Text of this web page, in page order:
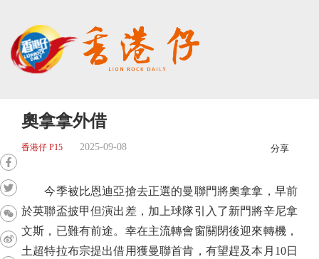
奧拿拿外借
香港仔 P15 2025-09-08 分享
今季被比恩迪亞搶去正選的曼聯門將奧拿拿，早前
於英聯盃披甲但演出差，加上球隊引入了新門將辛尼拿
文斯，已難有前途。幸在主流轉會窗關閉後迎來轉機，
土超特拉布宗提出借用獲曼聯首肯，有望趕及本月10日